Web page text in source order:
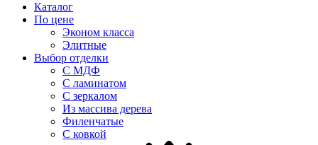
Каталог
По цене
Эконом класса
Элитные
Выбор отделки
С МДФ
С ламинатом
С зеркалом
Из массива дерева
Филенчатые
С ковкой